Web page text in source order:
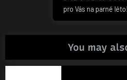
Post:
pro Vás na parné léto!
You may